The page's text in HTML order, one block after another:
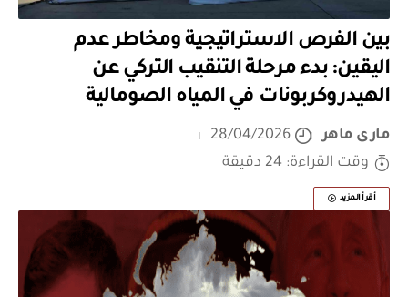
بين الفرص الاستراتيجية ومخاطر عدم
اليقين: بدء مرحلة التنقيب التركي عن
الهيدروكربونات في المياه الصومالية
مارى ماهر
28/04/2026
وقت القراءة: 24 دقيقة
أقرأ المزيد